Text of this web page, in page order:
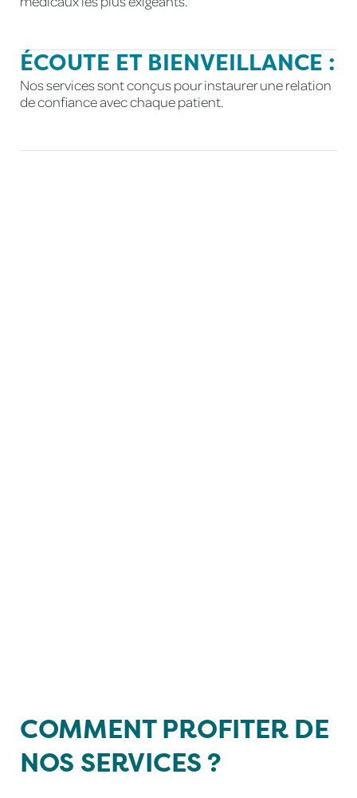
ÉCOUTE ET BIENVEILLANCE :
Nos services sont conçus pour instaurer une relation
de confiance avec chaque patient.
COMMENT PROFITER DE
NOS SERVICES ?